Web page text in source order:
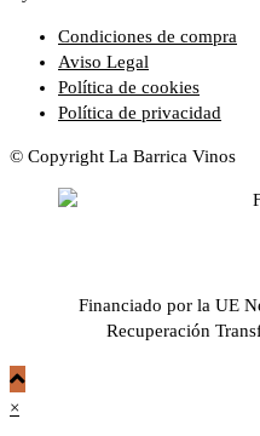
Condiciones de compra
Aviso Legal
Política de cookies
Política de privacidad
© Copyright La Barrica Vinos
Financiado por la UE
Recuperación
×